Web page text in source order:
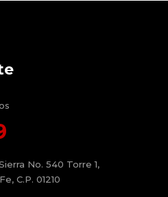
No. 540 Torre 1,
C.P. 01210